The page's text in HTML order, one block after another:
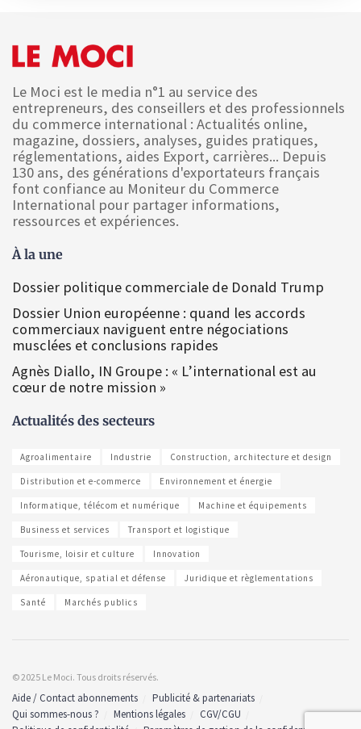
Le Moci est le media n°1 au service des
entrepreneurs, des conseillers et des professionnels
du commerce international : Actualités online,
magazine, dossiers, analyses, guides pratiques,
réglementations, aides Export, carrières... Depuis
130 ans, des générations d'exportateurs français
font confiance au Moniteur du Commerce
International pour partager informations,
ressources et expériences.
À la une
Dossier politique commerciale de Donald Trump
Dossier Union européenne : quand les accords
commerciaux naviguent entre négociations
musclées et conclusions rapides
Agnès Diallo, IN Groupe : « L’international est au
cœur de notre mission »
Actualités des secteurs
Agroalimentaire Industrie Construction, architecture et design
Distribution et e-commerce Environnement et énergie
Informatique, télécom et numérique Machine et équipements
Business et services Transport et logistique
Tourisme, loisir et culture Innovation
Aéronautique, spatial et défense Juridique et règlementations
Santé Marchés publics
© 2025 Le Moci. Tous droits réservés.
Aide / Contact abonnements
Publicité & partenariats
Qui sommes-nous ?
Mentions légales
CGV/CGU